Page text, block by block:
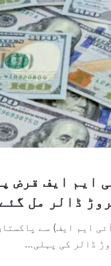
ایم ایف قرض
ایم ایف) سے